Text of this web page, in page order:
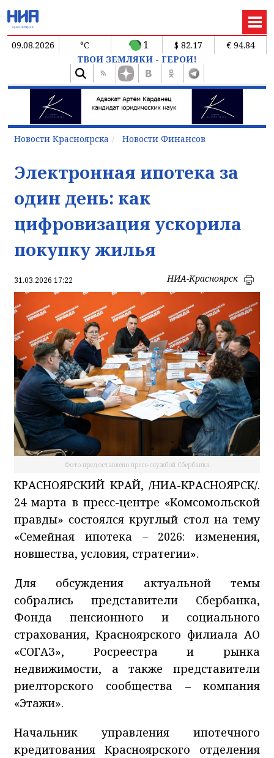
09.08.2026 °C 1 $ 82.17
€ 94.84
ТВОИ ЗЕМЛЯКИ - ГЕРОИ!
Новости Красноярска Новости Финансов
Электронная ипотека за
один день: как
цифровизация ускорила
покупку жилья
31.03.2026 17:22 НИА-Красноярск
Фото предоставлено пресс-службой Сбербанка
КРАСНОЯРСКИЙ КРАЙ, /НИА-КРАСНОЯРСК/.
24 марта в пресс-центре «Комсомольской
правды» состоялся круглый стол на тему
«Семейная ипотека – 2026: изменения,
новшества, условия, стратегии».
Для обсуждения актуальной темы
собрались представители Сбербанка,
Фонда пенсионного и социального
страхования, Красноярского филиала АО
«СОГАЗ», Росреестра и рынка
недвижимости, а также представители
риелторского сообщества – компания
«Этажи».
Начальник управления ипотечного
кредитования Красноярского отделения